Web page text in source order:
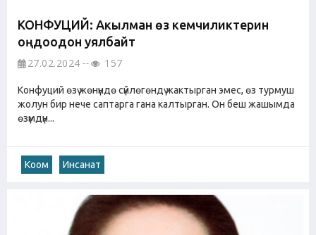
КОНФУЦИЙ: Акылман өз кемчиликтерин
оңдоодон уялбайт
27.02.2024 157
Конфуций өзү жөнүндө сүйлөгөндү жактырган эмес, өз турмуш
жолун бир нече саптарга гана калтырган. Он беш жашымда
өзүмдүн...
Коом Инсанат